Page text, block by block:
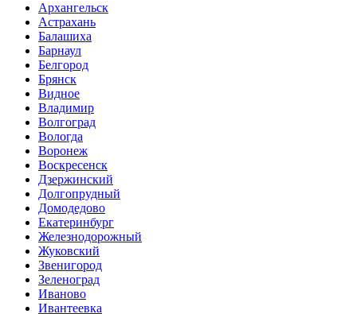
Архангельск
Астрахань
Балашиха
Барнаул
Белгород
Брянск
Видное
Владимир
Волгоград
Вологда
Воронеж
Воскресенск
Дзержинский
Долгопрудный
Домодедово
Екатеринбург
Железнодорожный
Жуковский
Звенигород
Зеленоград
Иваново
Ивантеевка